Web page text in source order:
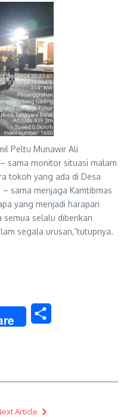
Peltu Munawir Ali
sama monitor situasi malam
tokoh yang ada di Desa
sama menjaga Kamtibmas
yang menjadi harapan
semua selalu diberikan
segala urusan,”tutupnya.
Article